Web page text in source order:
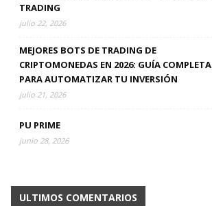
TRADING
julio 22, 2026
MEJORES BOTS DE TRADING DE
CRIPTOMONEDAS EN 2026: GUÍA COMPLETA
PARA AUTOMATIZAR TU INVERSIÓN
julio 21, 2026
PU PRIME
junio 28, 2026
ULTIMOS COMENTARIOS